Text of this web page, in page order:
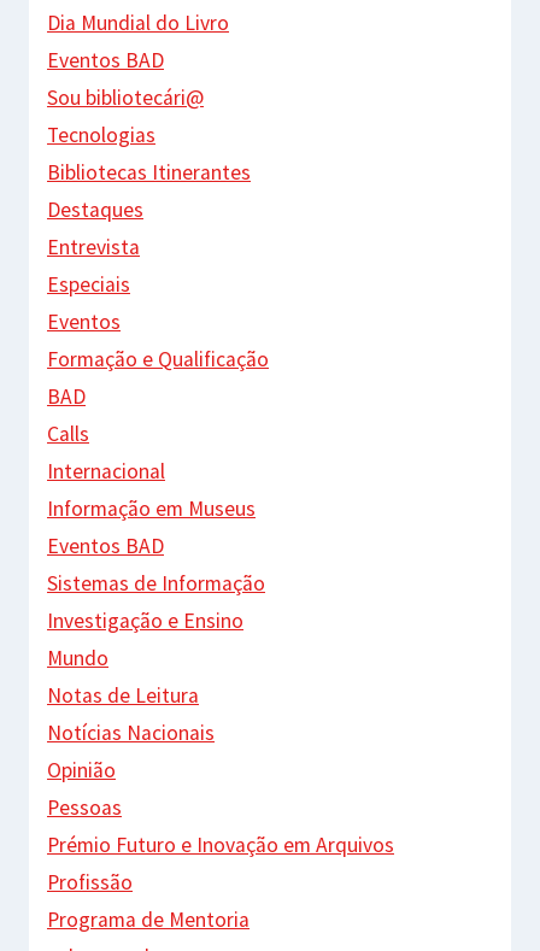
Dia Mundial do Livro
Eventos BAD
Sou bibliotecári@
Tecnologias
Bibliotecas Itinerantes
Destaques
Entrevista
Especiais
Eventos
Formação e Qualificação
BAD
Calls
Internacional
Informação em Museus
Eventos BAD
Sistemas de Informação
Investigação e Ensino
Mundo
Notas de Leitura
Notícias Nacionais
Opinião
Pessoas
Prémio Futuro e Inovação em Arquivos
Profissão
Programa de Mentoria